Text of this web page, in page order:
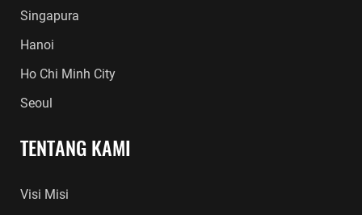
Singapura
Hanoi
Ho Chi Minh City
Seoul
TENTANG KAMI
Visi Misi